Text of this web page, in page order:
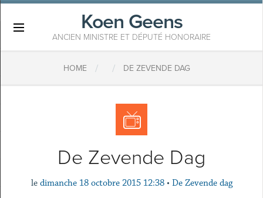
Koen Geens
ANCIEN MINISTRE ET DÉPUTÉ HONORAIRE
HOME / / DE ZEVENDE DAG
De Zevende Dag
le dimanche 18 octobre 2015 12:38 • De Zevende dag